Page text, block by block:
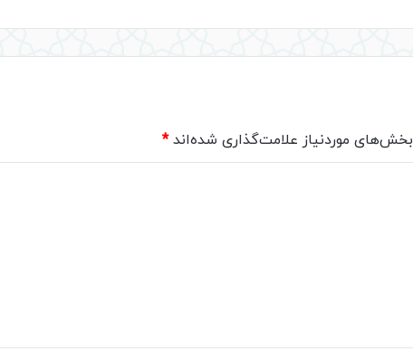
بخش‌های موردنیاز علامت‌گذاری شده‌اند*